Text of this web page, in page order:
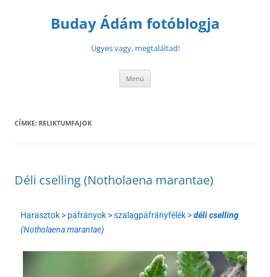
Buday Ádám fotóblogja
Ügyes vagy, megtaláltad!
Menü
CÍMKE: RELIKTUMFAJOK
Déli cselling (Notholaena marantae)
Harasztok > páfrányok > szalagpáfrányfélék >déli cselling
(Notholaena marantae)